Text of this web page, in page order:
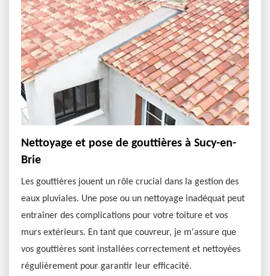
Nettoyage et pose de gouttières à Sucy-en-
Brie
Les gouttières jouent un rôle crucial dans la gestion des
eaux pluviales. Une pose ou un nettoyage inadéquat peut
entraîner des complications pour votre toiture et vos
murs extérieurs. En tant que couvreur, je m'assure que
vos gouttières sont installées correctement et nettoyées
régulièrement pour garantir leur efficacité.